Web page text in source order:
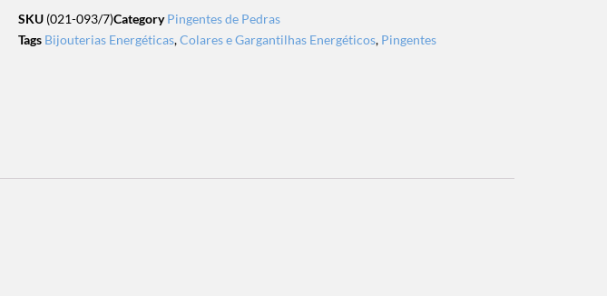
SKU (021-093/7)Category Pingentes de Pedras
Tags Bijouterias Energéticas,Colares e Gargantilhas Energéticos, Pingentes